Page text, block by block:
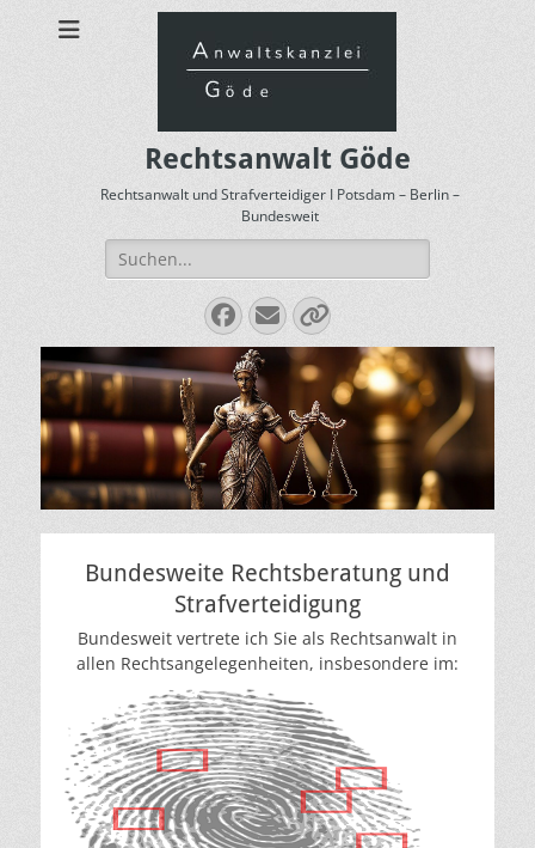
Rechtsanwalt Göde
Rechtsanwalt und Strafverteidiger I Potsdam – Berlin –
Bundesweit
Suchen
nach:
Facebook
E-
Mail
Verknüpfung
Bundesweite Rechtsberatung und
Strafverteidigung
Bundesweit vertrete ich Sie als Rechtsanwalt in
allen Rechtsangelegenheiten, insbesondere im: